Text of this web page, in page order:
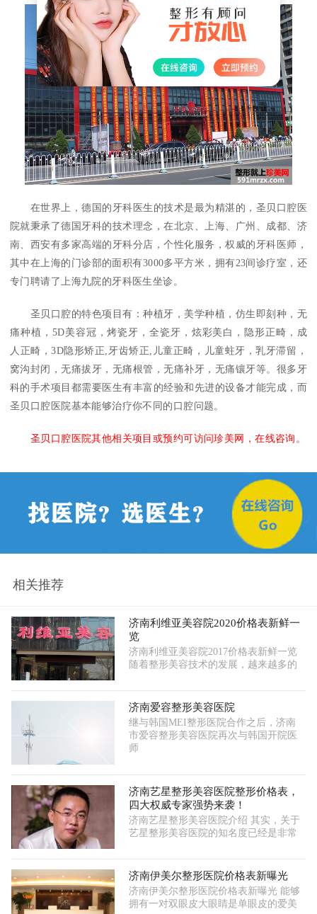
在世界上，德国的牙科医生的技术是最为精湛的，圣贝口腔医
院就秉承了德国牙科的技术理念，在北京、上海、广州、成都、济
南、西安有多家高端的牙科分店，个性化服务，权威的牙科医师，
其中在上海的门诊部的面积有3000多平方米，拥有23间诊疗室，还
专门聘请了上海九院的牙科医生坐诊。
圣贝口腔的特色项目有：种植牙，美学种植，仿生即刻种，无
痛种植，5D美容冠，烤瓷牙，全瓷牙，炫彩美白，隐形正畸，成
人正畸，3D隐形矫正,牙齿矫正,儿童正畸，儿童蛀牙，乳牙滞留，
窝沟封闭，无痛拔牙，无痛根管，无痛补牙，无痛镶牙等。很多牙
科的手术项目都需要医生有丰富的经验和先进的设备才能完成，而
圣贝口腔医院基本能够治疗你不同的口腔问题。
圣贝口腔医院其他相关项目或预约可访问珍美网，在线咨询。
相关推荐
济南利维亚美容院2020价格表新鲜一
览
济南利维亚美容院2017价格表新鲜一览
随着整形美容技术的发展，越来越多的
济南爱容整形美容医院
继与韩国MEI整形医院合作之后，济南
市爱容整形美容医院再次与韩国开院医
师
济南艺星整形美容医院整形价格表，
四大权威专家强势来袭！
济南艺星整形美容医院介绍 其实，关于
艺星整形美容医院的知名度已经是非常
济南伊美尔整形医院价格表新曝光
济南伊美尔整形医院价格表新曝光 能够
拥有一对双眼皮大眼睛是单眼皮的爱美